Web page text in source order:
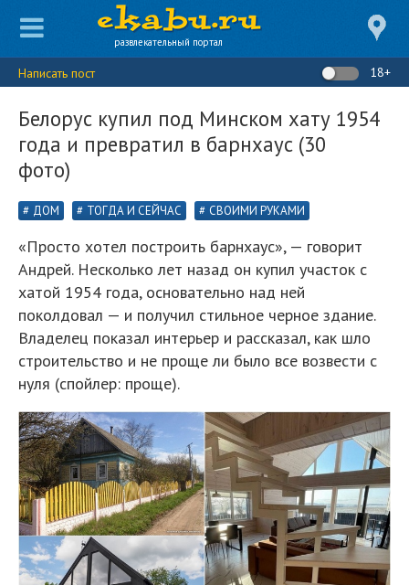
развлекательный портал
Написать пост 18+
Белорус купил под Минском хату 1954
года и превратил в барнхаус (30
фото)
ДОМ ТОГДА И СЕЙЧАС СВОИМИ РУКАМИ
«Просто хотел построить барнхаус», — говорит
Андрей. Несколько лет назад он купил участок с
хатой 1954 года, основательно над ней
поколдовал — и получил стильное черное здание.
Владелец показал интерьер и рассказал, как шло
строительство и не проще ли было все возвести с
нуля (спойлер: проще).